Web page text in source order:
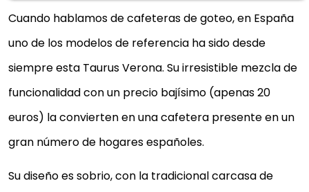
Cuando hablamos de cafeteras de goteo, en España
uno de los modelos de referencia ha sido desde
siempre esta Taurus Verona. Su irresistible mezcla de
funcionalidad con un precio bajísimo (apenas 20
euros) la convierten en una cafetera presente en un
gran número de hogares españoles.
Su diseño es sobrio, con la tradicional carcasa de